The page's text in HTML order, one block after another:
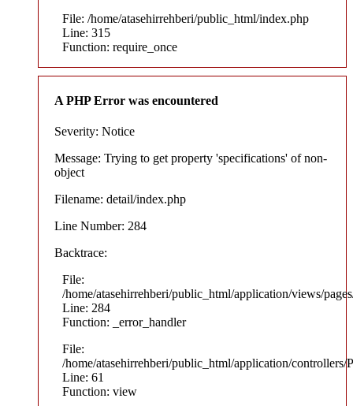
File: /home/atasehirrehberi/public_html/index.php
Line: 315
Function: require_once
A PHP Error was encountered
Severity: Notice
Message: Trying to get property 'specifications' of non-
object
Filename: detail/index.php
Line Number: 284
Backtrace:
File:
/home/atasehirrehberi/public_html/application/views/
Line: 284
Function: _error_handler
File:
/home/atasehirrehberi/public_html/application/controllers/
Line: 61
Function: view